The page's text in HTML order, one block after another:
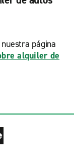
página
alquiler de